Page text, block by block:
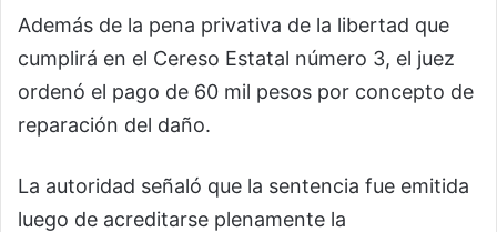
Además de la pena privativa de la libertad que
cumplirá en el Cereso Estatal número 3, el juez
ordenó el pago de 60 mil pesos por concepto de
reparación del daño.
La autoridad señaló que la sentencia fue emitida
luego de acreditarse plenamente la